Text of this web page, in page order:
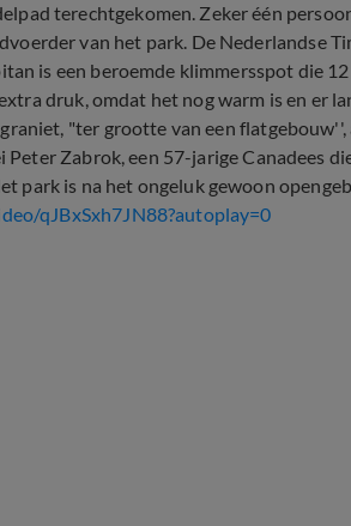
terechtgekomen. Zeker één
van het park. De Nederlandse
is een beroemde klimmersspot die
druk, omdat het nog warm is en er
"ter grootte van een
Zabrok, een 57-jarige Canadees
park is na het ongeluk gewoon
qJBxSxh7JN88?autoplay=0